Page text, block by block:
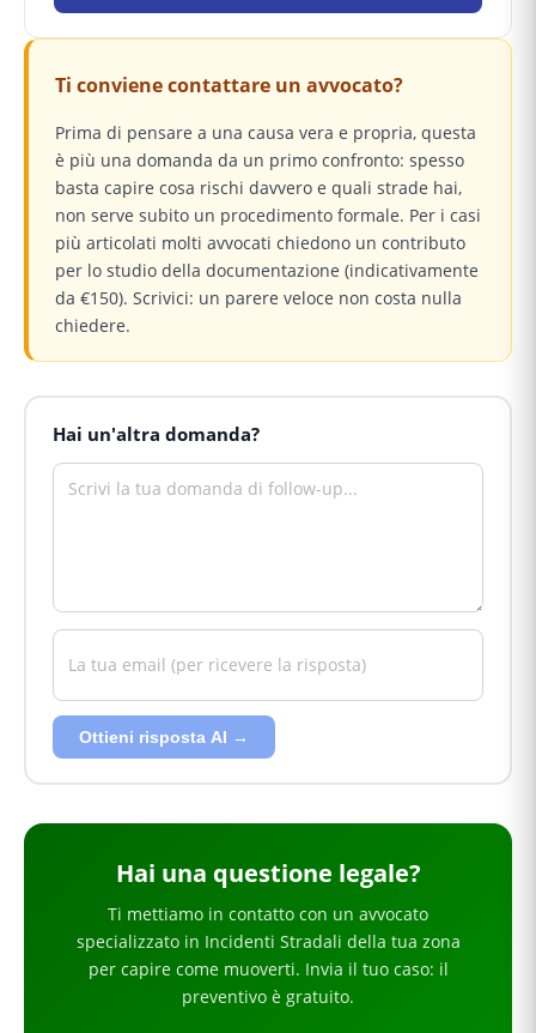
Ti conviene contattare un avvocato?
Prima di pensare a una causa vera e propria, questa
è più una domanda da un primo confronto: spesso
basta capire cosa rischi davvero e quali strade hai,
non serve subito un procedimento formale. Per i casi
più articolati molti avvocati chiedono un contributo
per lo studio della documentazione (indicativamente
da €150). Scrivici: un parere veloce non costa nulla
chiedere.
Hai un'altra domanda?
Ottieni risposta AI →
Hai una questione legale?
Ti mettiamo in contatto con un avvocato
specializzato in Incidenti Stradali della tua zona
per capire come muoverti. Invia il tuo caso: il
preventivo è gratuito.